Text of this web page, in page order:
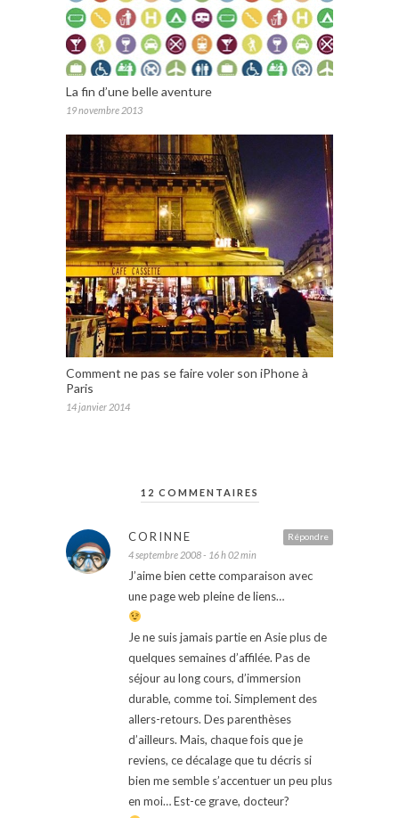
La fin d’une belle aventure
19 novembre 2013
Comment ne pas se faire voler son iPhone à
Paris
14 janvier 2014
12 COMMENTAIRES
Répondre
CORINNE
4 septembre 2008 - 16 h 02 min
J’aime bien cette comparaison avec
une page web pleine de liens…
Je ne suis jamais partie en Asie plus de
quelques semaines d’affilée. Pas de
séjour au long cours, d’immersion
durable, comme toi. Simplement des
allers-retours. Des parenthèses
d’ailleurs. Mais, chaque fois que je
reviens, ce décalage que tu décris si
bien me semble s’accentuer un peu plus
en moi… Est-ce grave, docteur?